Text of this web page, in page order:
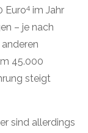
Euro4 im Jahr
– je nach
45.000
steigt
sind allerdings